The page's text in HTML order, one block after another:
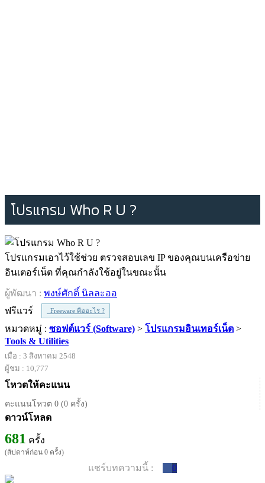
โปรแกรม Who R U ?
โปรแกรมเอาไว้ใช้ช่วย ตรวจสอบเลข IP ของคุณบนเครือข่าย
อินเตอร์เน็ต ที่คุณกำลังใช้อยู่ในขณะนั้น
ผู้พัฒนา : พงษ์ศักดิ์ นิลละออ
ฟรีแวร์
Freeware คืออะไร ?
หมวดหมู่ : ซอฟต์แวร์ (Software) > โปรแกรมอินเทอร์เน็ต >
Tools & Utilities
เมื่อ : 3 สิงหาคม 2548
ผู้ชม : 10,777
โหวตให้คะแนน
คะแนนโหวต 0 (0 ครั้ง)
ดาวน์โหลด
681 ครั้ง
(สัปดาห์ก่อน 0 ครั้ง)
แชร์บทความนี้ : 0